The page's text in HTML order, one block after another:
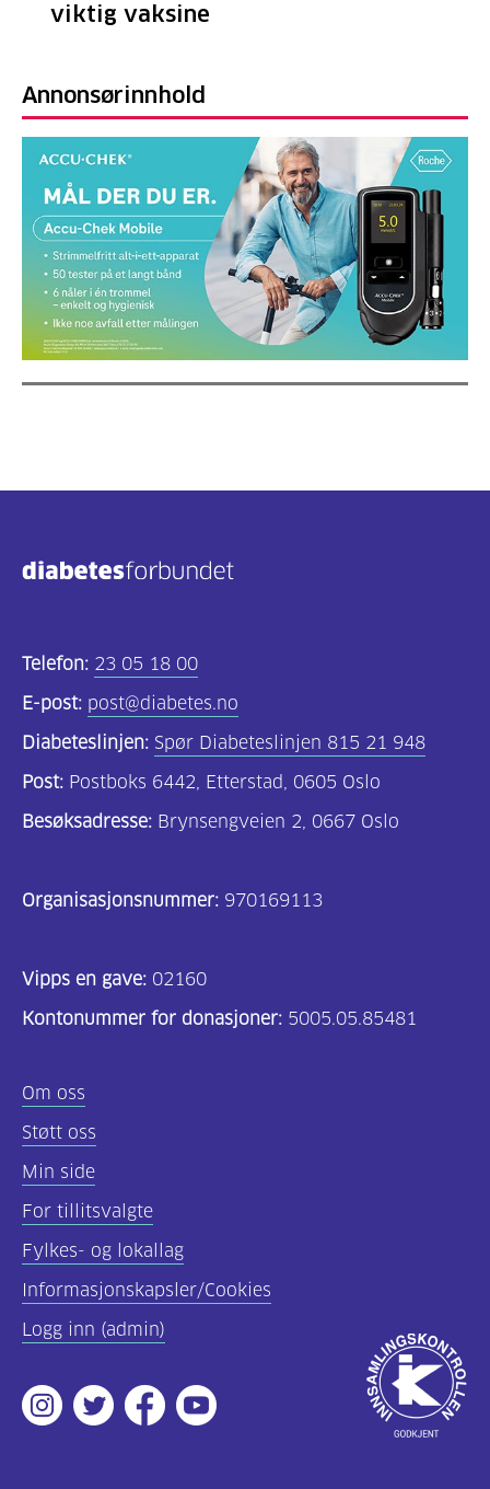
viktig vaksine
Annonsørinnhold
Telefon: 23 05 18 00
E-post: post@diabetes.no
Diabeteslinjen: Spør Diabeteslinjen 815 21 948
Post: Postboks 6442, Etterstad, 0605 Oslo
Besøksadresse: Brynsengveien 2, 0667 Oslo
Organisasjonsnummer: 970169113
Vipps en gave: 02160
Kontonummer for donasjoner: 5005.05.85481
Om oss
Støtt oss
Min side
For tillitsvalgte
Fylkes- og lokallag
Informasjonskapsler/Cookies
Logg inn (admin)
Instagram
TwitterFacebookYoutube
Godkjent
av